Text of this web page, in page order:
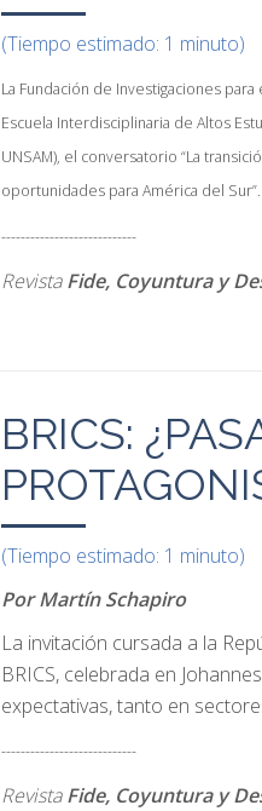
(Tiempo estimado: 1 minuto)
La Fundación de Investigaciones
Escuela Interdisciplinaria de Altos
UNSAM), el conversatorio “La
oportunidades para América del Sur”.
----------------------------
RevistaFide, Coyuntura y
BRICS:
(Tiempo estimado: 1 minuto)
Por Martín Schapiro
La invitación cursada a la
BRICS, celebrada en
expectativas, tanto en
----------------------------
RevistaFide, Coyuntura y